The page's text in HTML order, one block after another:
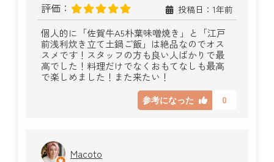
評価：
投稿日：1年前
個人的に「佐賀牛A5朴葉味噌焼き」と「江戸
前浅利炊き立て土鍋ご飯」は絶品なのでオス
スメです！スタッフの方も良い人ばかりで最
高でした！料理だけでなくおもてなしも最高
で楽しめました！また来たい！
参考になった 0
Macoto